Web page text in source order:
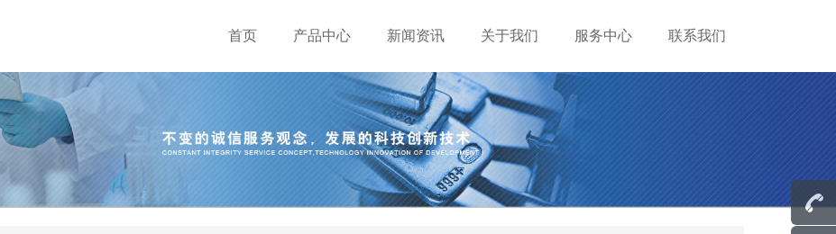
首页 产品中心 新闻资讯 关于我们 服务中心 联系我们